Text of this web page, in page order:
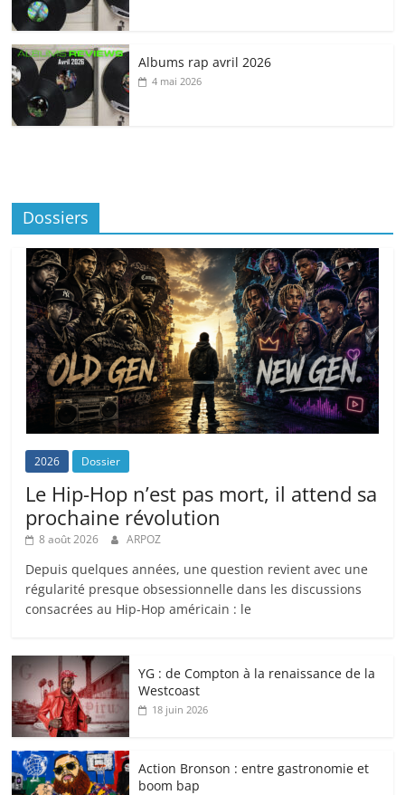
Albums rap avril 2026
4 mai 2026
Dossiers
2026 Dossier
Le Hip-Hop n’est pas mort, il attend sa
prochaine révolution
8 août 2026 ARPOZ
Depuis quelques années, une question revient avec une
régularité presque obsessionnelle dans les discussions
consacrées au Hip-Hop américain : le
YG : de Compton à la renaissance de la
Westcoast
18 juin 2026
Action Bronson : entre gastronomie et
boom bap